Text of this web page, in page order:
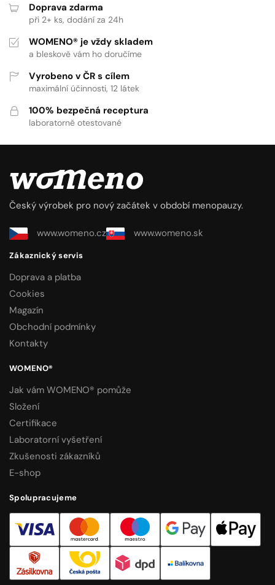
Doprava zdarma
při 2+ ks, dodání za 24h
WOMENO® je vždy skladem
a bleskově vám ho doručíme
Vyrobeno v ČR s cílem
maximální účinnosti, 12 látek
100% bezpečná receptura
laboratorně otestované
Český výrobek pro nový začátek v období menopauzy.
www.womeno.cz www.womeno.sk
Zákaznický servis
Doprava a platba
Cookies
Magazín
Obchodní podmínky
Kontakty
WOMENO®
Jak vám WOMENO® pomůže
Složení
Certifikace
Laboratorní vyšetření
Zkušenosti zákazníků
E-shop
Spolupracujeme